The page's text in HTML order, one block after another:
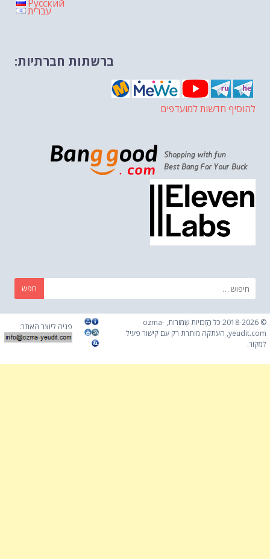
Русский
עברית
ברשתות חברתיות:
להוסיף חדשות למועדפים
חפש:
© 2018-2026 כֹּל הַזְכוּיוֹת שְׁמוּרוֹת, ozma-
yeudit.com, העתקה מותרת רק עם קישור פעיל
למקור.
פניה ליוצר האתר: